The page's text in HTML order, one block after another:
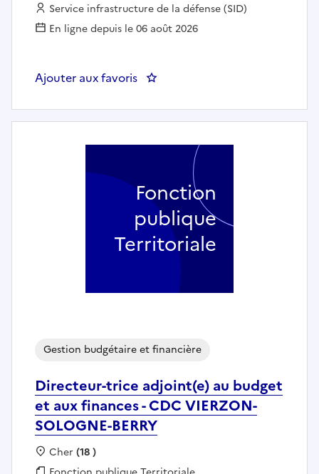
Employeur :
Service infrastructure de la défense (SID)
En ligne depuis le 06 août 2026
Ajouter aux favoris : CHEF DE SECTION
Directeur-trice adjoint(e) au budget
et aux finances - CDC VIERZON-
SOLOGNE-BERRY
Gestion budgétaire et financière
Localisation :
Cher (18 )
Fonction
publique
Territoriale